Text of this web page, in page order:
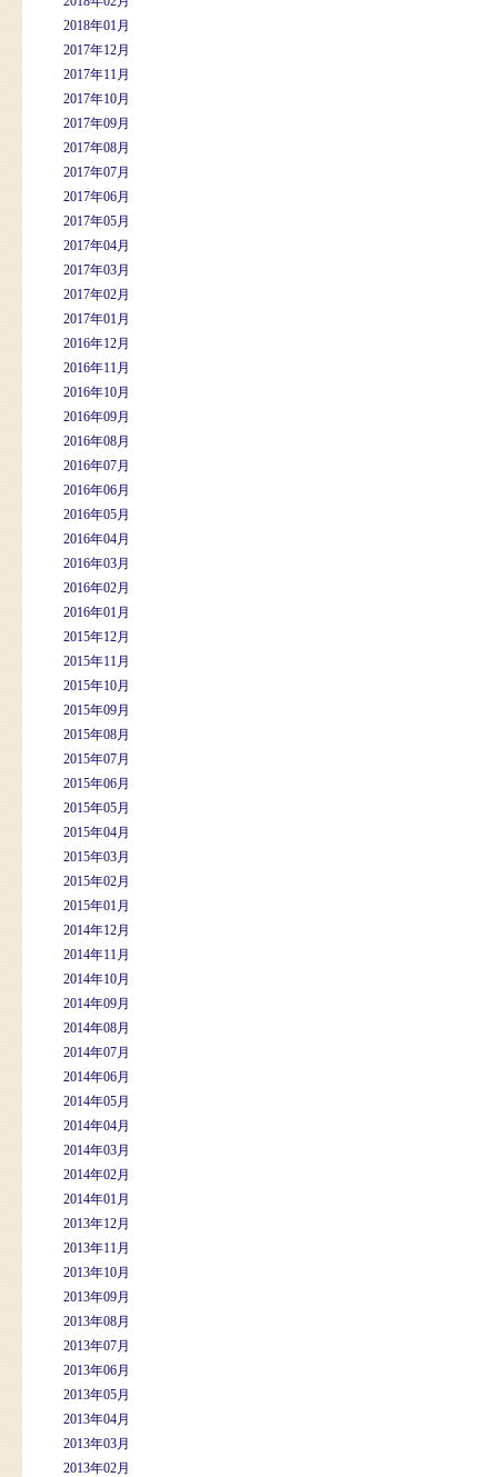
2018年01月
2017年12月
2017年11月
2017年10月
2017年09月
2017年08月
2017年07月
2017年06月
2017年05月
2017年04月
2017年03月
2017年02月
2017年01月
2016年12月
2016年11月
2016年10月
2016年09月
2016年08月
2016年07月
2016年06月
2016年05月
2016年04月
2016年03月
2016年02月
2016年01月
2015年12月
2015年11月
2015年10月
2015年09月
2015年08月
2015年07月
2015年06月
2015年05月
2015年04月
2015年03月
2015年02月
2015年01月
2014年12月
2014年11月
2014年10月
2014年09月
2014年08月
2014年07月
2014年06月
2014年05月
2014年04月
2014年03月
2014年02月
2014年01月
2013年12月
2013年11月
2013年10月
2013年09月
2013年08月
2013年07月
2013年06月
2013年05月
2013年04月
2013年03月
2013年02月